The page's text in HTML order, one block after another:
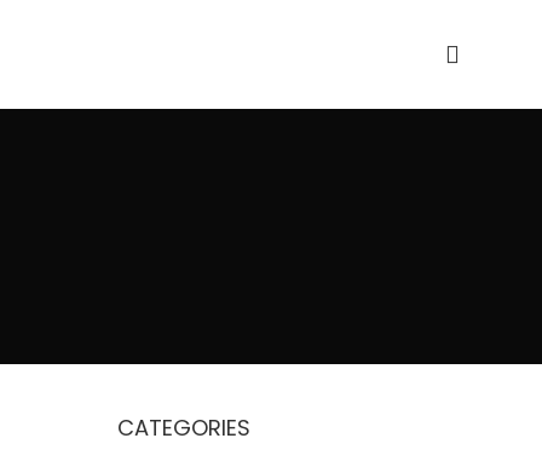
CATEGORIES